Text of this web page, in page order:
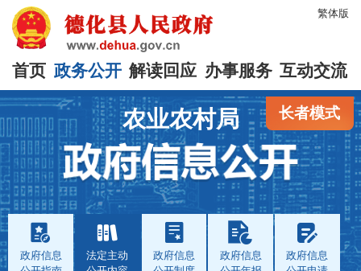
繁体版
首页 政务公开 解读回应 办事服务 互动交流
长者模式
农业农村局
政府信息
法定主动
政府信息
政府信息
政府信息